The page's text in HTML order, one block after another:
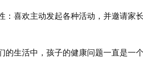
：喜欢主动发起各种活动，并邀请家长
的生活中，孩子的健康问题一直是一